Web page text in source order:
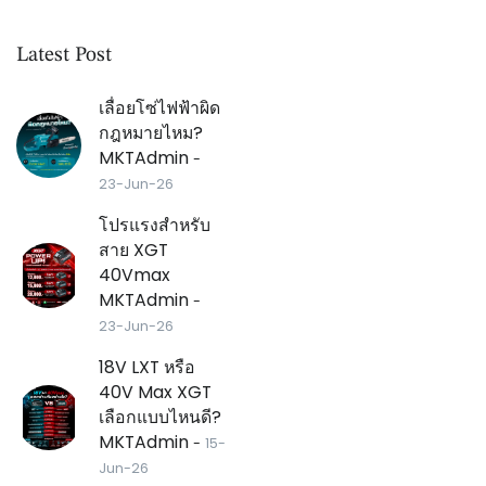
Latest Post
เลื่อยโซ่ไฟฟ้าผิด
กฎหมายไหม?
MKTAdmin -
23-Jun-26
โปรแรงสำหรับ
สาย XGT
40Vmax
MKTAdmin -
23-Jun-26
18V LXT หรือ
40V Max XGT
เลือกแบบไหนดี?
MKTAdmin - 15-
Jun-26